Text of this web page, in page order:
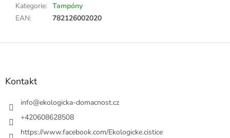
Kategorie: Tampóny
EAN: 782126002020
Z
Kontakt
info@ekologicka-domacnost.cz
+420608628508
https://www.facebook.com/Ekologicke.cistice